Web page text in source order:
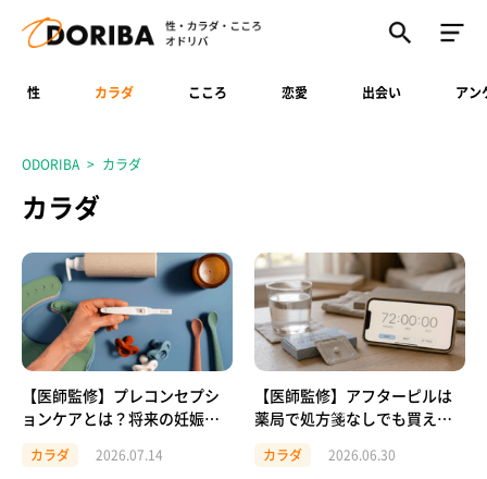
性 カラダ こころ 恋愛 出会い アン
ODORIBA カラダ
カラダ
【医師監修】プレコンセプシ
ョンケアとは？将来の妊娠の
カラダ 2026.07.14
【医師監修】アフターピルは
薬局で処方箋なしでも買え
説
カラダ 2026.06.30